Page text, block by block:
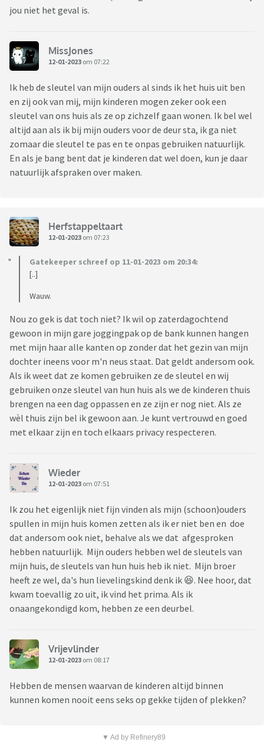
jou niet het geval is.
MissJones
12-01-2023 om 07:22
Ik heb de sleutel van mijn ouders al sinds ik het huis uit ben
en zij ook van mij, mijn kinderen mogen zeker ook een
sleutel van ons huis als ze op zichzelf gaan wonen. Ik bel wel
altijd aan als ik bij mijn ouders voor de deur sta, ik ga niet
zomaar die sleutel te pas en te onpas gebruiken natuurlijk.
En als je bang bent dat je kinderen dat wel doen, kun je daar
natuurlijk afspraken over maken.
Herfstappeltaart
12-01-2023 om 07:23
Gatekeeper schreef op 11-01-2023 om 20:34:
[..]
Wauw.
Nou zo gek is dat toch niet? Ik wil op zaterdagochtend
gewoon in mijn gare joggingpak op de bank kunnen hangen
met mijn haar alle kanten op zonder dat het gezin van mijn
dochter ineens voor m'n neus staat. Dat geldt andersom ook.
Als ik weet dat ze komen gebruiken ze de sleutel en wij
gebruiken onze sleutel van hun huis als we de kinderen thuis
brengen na een dag oppassen en ze zijn er nog niet. Als ze
wèl thuis zijn bel ik gewoon aan. Je kunt vertrouwd en goed
met elkaar zijn en toch elkaars privacy respecteren.
Wieder
12-01-2023 om 07:51
Ik zou het eigenlijk niet fijn vinden als mijn (schoon)ouders
spullen in mijn huis komen zetten als ik er niet ben en doe
dat andersom ook niet, behalve als we dat afgesproken
hebben natuurlijk. Mijn ouders hebben wel de sleutels van
mijn huis, de sleutels van hun huis heb ik niet. Mijn broer
heeft ze wel, da's hun lievelingskind denk ik 😆. Nee hoor, dat
kwam toevallig zo uit, ik vind het prima. Als ik
onaangekondigd kom, hebben ze een deurbel.
Vrijevlinder
12-01-2023 om 08:17
Hebben de mensen waarvan de kinderen altijd binnen
kunnen komen nooit eens seks op gekke tijden of plekken?
▼ Ad by Refinery89